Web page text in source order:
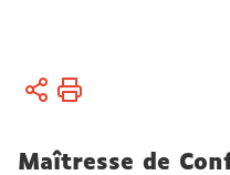
Vous
Accueil
Maîtresse de